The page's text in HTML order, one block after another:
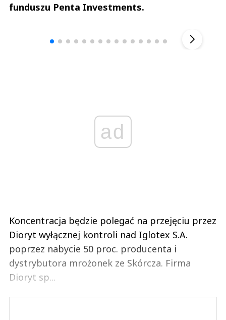
funduszu Penta Investments.
ad
Koncentracja będzie polegać na przejęciu przez
Dioryt wyłącznej kontroli nad Iglotex S.A.
poprzez nabycie 50 proc. producenta i
dystrybutora mrożonek ze Skórcza. Firma
Dioryt sp...